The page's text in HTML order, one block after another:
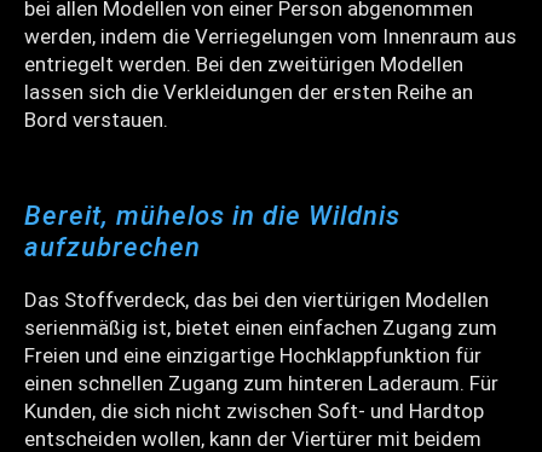
bei allen Modellen von einer Person abgenommen
werden, indem die Verriegelungen vom Innenraum aus
entriegelt werden. Bei den zweitürigen Modellen
lassen sich die Verkleidungen der ersten Reihe an
Bord verstauen.
Bereit, mühelos in die Wildnis
aufzubrechen
Das Stoffverdeck, das bei den viertürigen Modellen
serienmäßig ist, bietet einen einfachen Zugang zum
Freien und eine einzigartige Hochklappfunktion für
einen schnellen Zugang zum hinteren Laderaum. Für
Kunden, die sich nicht zwischen Soft- und Hardtop
entscheiden wollen, kann der Viertürer mit beidem